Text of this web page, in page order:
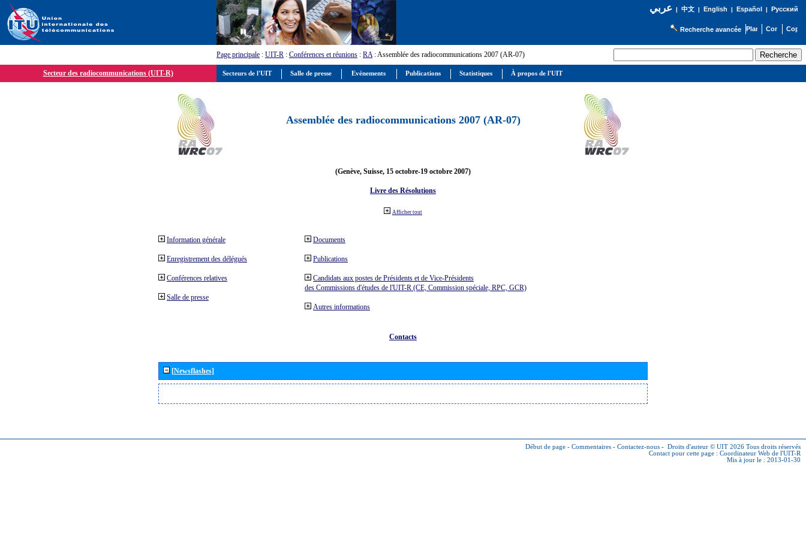
عربي| 中文| English | Español | Русский
Recherche avancée
Page principale : UIT-R : Conférences et réunions : RA: Assemblée des radiocommunications 2007 (AR-07)
Secteur des radiocommunications (UIT-R)
Assemblée des radiocommunications 2007 (AR-07)
(Genève, Suisse, 15 octobre-19 octobre 2007)
Livre des Résolutions
Afficher tout
Information générale
Enregistrement des délégués
Conférences relatives
Salle de presse
Documents
Publications
Candidats aux postes de Présidents et de Vice-Présidents
des Commissions d'études de l'UIT-R (CE, Commission spéciale, RPC, GCR)
Autres informations
Contacts
[Newsflashes]
Début de page - Commentaires - Contactez-nous - Droits d'auteur © UIT 2026 Tous droits réservés
Contact pour cette page : Coordinateur Web de l'UIT-R
Mis à jour le : 2013-01-30
Secteurs de l'UIT Salle de presse Evénements Publications Statistiques À propos de l'UIT